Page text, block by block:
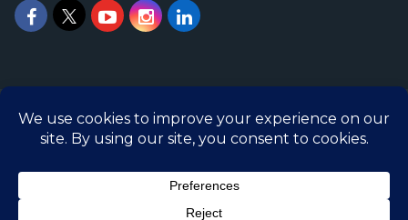
Islamic Relief © 2026 | Të gjitha të drejtat e
rezervuara | Islamic Relief Kosova është
Organizatë e regjistruar në Ministrinë e
Administratës Publike me numër regjistrimi
5300005-3